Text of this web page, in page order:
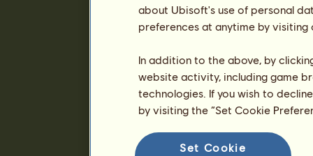
about Ubisoft's use of personal
preferences at anytime by
In addition to the above, by
website activity, including game
technologies. If you wish to
by visiting the “Set Cookie
Set Cookie